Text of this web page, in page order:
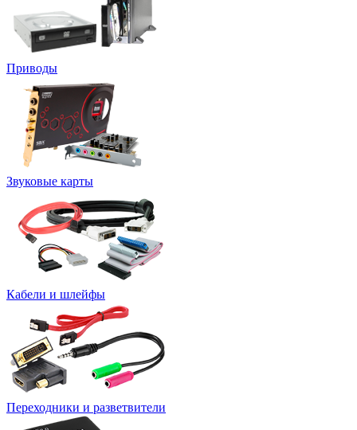
Приводы
Звуковые карты
Кабели и шлейфы
Переходники и разветвители